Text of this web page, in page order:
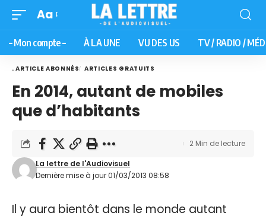
Aa
– Mon compte – À LA UNE VU DES US TV / RADIO /
. ARTICLE ABONNÉS ARTICLES GRATUITS
En 2014, autant de mobiles
que d’habitants
Dernière mise à jour 01/03/2013 08:58
La lettre de l'Audiovisuel
2 Min de lecture
Il y aura bientôt dans le monde autant